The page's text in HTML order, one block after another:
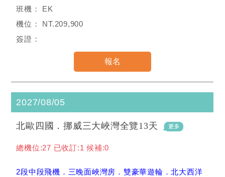
EK
NT.209,900
2027/08/05
北歐四國．挪威三大峽灣全覽13天
總機位:27 已收訂:1 候補:0
2段中段飛機．三晚面峽灣房．雙豪華遊輪．北大西洋